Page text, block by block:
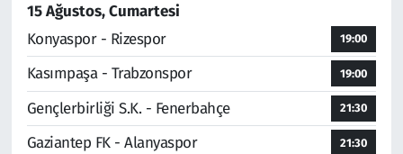
15 Ağustos, Cumartesi
Konyaspor - Rizespor
19:00
Kasımpaşa - Trabzonspor 19:00
Gençlerbirliği S.K. - Fenerbahçe 21:30
Gaziantep FK - Alanyaspor 21:30